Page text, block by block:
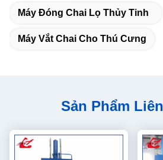
Máy Đóng Chai Lọ Thủy Tinh
Máy Vắt Chai Cho Thú Cưng
Sản Phẩm